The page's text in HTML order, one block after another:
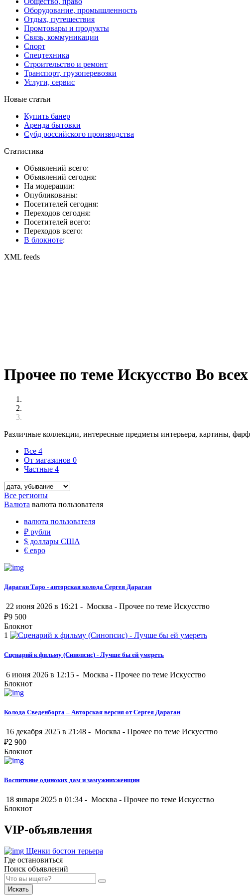
Оборудование, промышленность
Отдых, путешествия
Промтовары и продукты
Связь, коммуникации
Спорт
Спецтехника
Строительство и ремонт
Транспорт, грузоперевозки
Услуги, сервис
Новые статьи
Купить банер
Аренда бытовки
Субд российского производства
Статистика
Объявлений всего:
Объявлений сегодня:
На модерации:
Опубликованы:
Посетителей сегодня:
Переходов сегодня:
Посетителей всего:
Переходов всего:
В блокноте:
XML feeds
Прочее по теме Искусство Во
Различные коллекции, интересные предметы интерьера, картины,
Все 4
От магазинов 0
Частные 4
Все регионы
Валюта валюта пользователя
валюта пользователя
₽ рубли
$ доллары США
€ евро
Дараган Таро - авторская колода Сергея Дараган
22 июня 2026 в 16:21 - Москва - Прочее по теме Искусство
₽9 500
Блокнот
1
Сценарий к фильму (Синопсис) - Лучше бы ей умереть
6 июня 2026 в 12:15 - Москва - Прочее по теме Искусство
Блокнот
Колода Сведенборга – Авторская версия от Сергея Дараган
16 декабря 2025 в 21:48 - Москва - Прочее по теме Искусство
₽2 900
Блокнот
Воспитвние одиноких дам и замужнихженщин
18 января 2025 в 01:34 - Москва - Прочее по теме Искусство
Блокнот
VIP-объявления
Щенки бостон терьера
Где остановиться
Поиск объявлений
Искать